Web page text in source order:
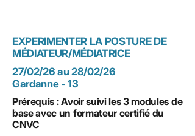
EXPERIMENTER LA POSTURE DE
MÉDIATEUR/MÉDIATRICE
27/02/26 au 28/02/26
Gardanne - 13
Prérequis : Avoir suivi les 3 modules de
base avec un formateur certifié du
CNVC